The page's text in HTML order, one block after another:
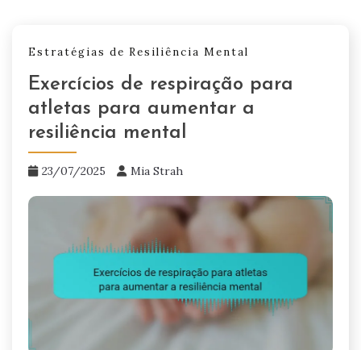
Estratégias de Resiliência Mental
Exercícios de respiração para
atletas para aumentar a
resiliência mental
23/07/2025 Mia Strah